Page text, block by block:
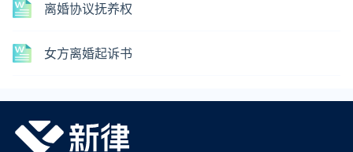
离婚协议抚养权
女方离婚起诉书